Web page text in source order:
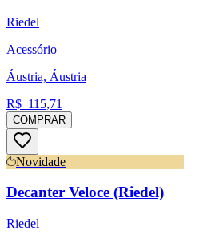
Riedel
Acessório
Áustria, Áustria
R$ 115,71
COMPRAR
Novidade
Decanter Veloce (Riedel)
Riedel